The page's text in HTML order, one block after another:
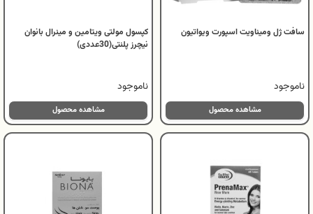
سافت ژل ومیناویت اسپورت ویواتیون
ناموجود
مشاهده محصول
کپسول مولتی ویتامین و مینرال بانوان
نیچرز پلنتی(30عددی)
ناموجود
مشاهده محصول